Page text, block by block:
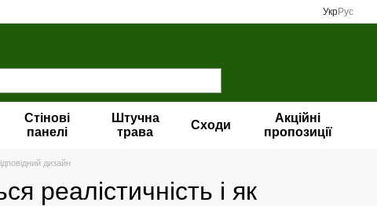
УкрРус
Стінові
панелі
Штучна
трава
Сходи
Акційні
пропозиції
дизайн
реалістичність і як